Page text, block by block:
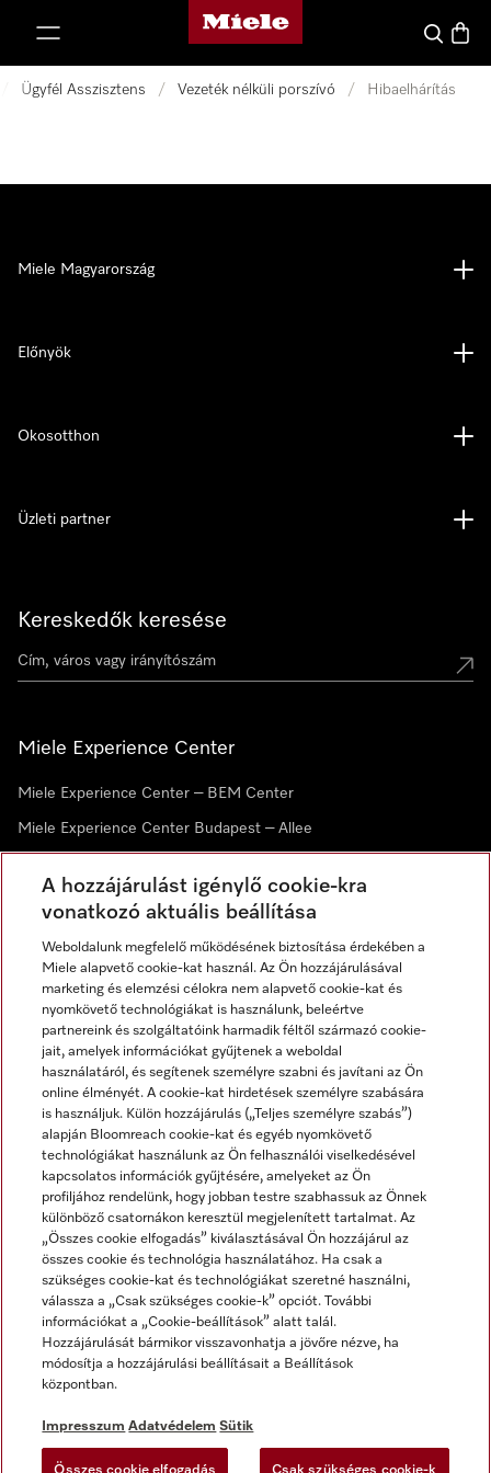
Miele honlapja
Kereses
Ügyfél Asszisztens / Vezeték nélküli porszívó / Hibaelhárítás
Kereskedők keresése
Miele Experience Center
Miele Experience Center – BEM Center
Miele Experience Center Budapest – Allee
Hírlevél
Miele Magyarország
Előnyök
Okosotthon
Üzleti partner
Impresszum
ÁSZF
Adatvédelem
Felhasználási feltételek
Akadálymentességi Nyilatkozat
Digitális Szolgáltatásokról szóló törvény
Miele a YouTube-on
Miele a Facebookon
Miele az Instagramon
A hozzájárulást igénylő cookie-kra
vonatkozó aktuális beállítása
Weboldalunk megfelelő működésének biztosítása érdekében a
Miele alapvető cookie-kat használ. Az Ön hozzájárulásával
marketing és elemzési célokra nem alapvető cookie-kat és
nyomkövető technológiákat is használunk, beleértve
partnereink és szolgáltatóink harmadik féltől származó cookie-
jait, amelyek információkat gyűjtenek a weboldal
használatáról, és segítenek személyre szabni és javítani az Ön
online élményét. A cookie-kat hirdetések személyre szabására
is használjuk. Külön hozzájárulás („Teljes személyre szabás”)
alapján Bloomreach cookie-kat és egyéb nyomkövető
technológiákat használunk az Ön felhasználói viselkedésével
kapcsolatos információk gyűjtésére, amelyeket az Ön
profiljához rendelünk, hogy jobban testre szabhassuk az Önnek
különböző csatornákon keresztül megjelenített tartalmat. Az
„Összes cookie elfogadás” kiválasztásával Ön hozzájárul az
összes cookie és technológia használatához. Ha csak a
szükséges cookie-kat és technológiákat szeretné használni,
válassza a „Csak szükséges cookie-k” opciót. További
információkat a „Cookie-beállítások” alatt talál.
Hozzájárulását bármikor visszavonhatja a jövőre nézve, ha
módosítja a hozzájárulási beállításait a Beállítások
központban.
Impresszum Adatvédelem Sütik